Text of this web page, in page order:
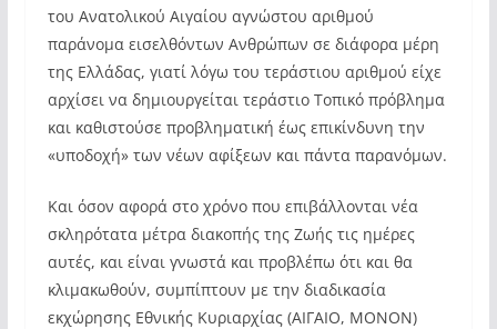
του Ανατολικού Αιγαίου αγνώστου αριθμού
παράνομα εισελθόντων Ανθρώπων σε διάφορα μέρη
της Ελλάδας, γιατί λόγω του τεράστιου αριθμού είχε
αρχίσει να δημιουργείται τεράστιο Τοπικό πρόβλημα
και καθιστούσε προβληματική έως επικίνδυνη την
«υποδοχή» των νέων αφίξεων και πάντα παρανόμων.
Και όσον αφορά στο χρόνο που επιβάλλονται νέα
σκληρότατα μέτρα διακοπής της Ζωής τις ημέρες
αυτές, και είναι γνωστά και προβλέπω ότι και θα
κλιμακωθούν, συμπίπτουν με την διαδικασία
εκχώρησης Εθνικής Κυριαρχίας (ΑΙΓΑΙΟ, ΜΟΝΟΝ)